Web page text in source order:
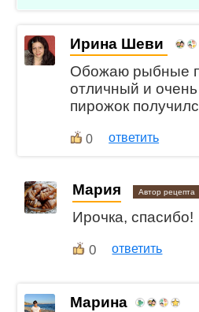
Ирина Шеви
Обожаю рыбные
отличный и
пирожок
0 ответить
Мария Автор рецепта
Ирочка, спасибо!
0 ответить
Марина